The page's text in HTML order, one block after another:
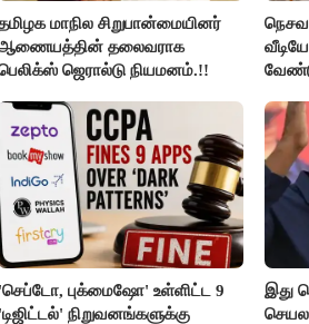
மாநில சிறுபான்மையினர்
தலைவராக
ஜெரால்டு நியமனம்.!!
'செப்டோ, புக்மைஷோ' உள்ளிட்ட 9
'டிஜிட்டல்' நிறுவனங்களுக்கு
இது